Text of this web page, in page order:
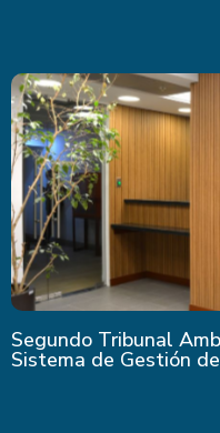
Segundo Tribunal
Sistema de Gestión